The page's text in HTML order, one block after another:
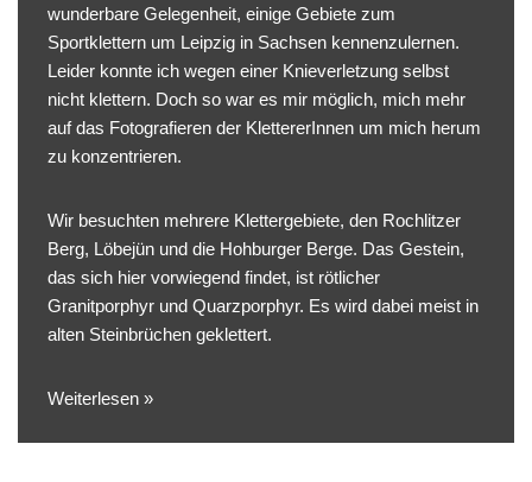
wunderbare Gelegenheit, einige Gebiete zum
Sportklettern um Leipzig in Sachsen kennenzulernen.
Leider konnte ich wegen einer Knieverletzung selbst
nicht klettern. Doch so war es mir möglich, mich mehr
aufdas Fotografieren der KlettererInnen um mich herum
zu konzentrieren.
Wir besuchten mehrere Klettergebiete, den Rochlitzer
Berg, Löbejün und die Hohburger Berge. Das Gestein,
das sich hier vorwiegend findet, ist rötlicher
Granitporphyr und Quarzporphyr. Es wird dabei meist in
alten Steinbrüchen geklettert.
Weiterlesen »